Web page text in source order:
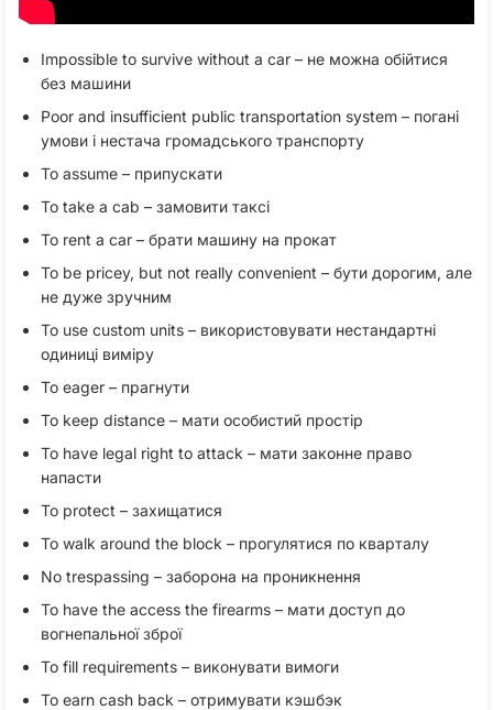
Impossible to survive without a car – не можна обійтися
без машини
Poor and insufficient public transportation system – погані
умови і нестача громадського транспорту
To assume – припускати
To take a cab – замовити таксі
To rent a car – брати машину на прокат
To be pricey, but not really convenient – бути дорогим, але
не дуже зручним
To use custom units – використовувати нестандартні
одиниці виміру
To eager – прагнути
To keep distance – мати особистий простір
To have legal right to attack – мати законне право
напасти
To protect – захищатися
To walk around the block – прогулятися по кварталу
No trespassing – заборона на проникнення
To have the access the firearms – мати доступ до
вогнепальної зброї
To fill requirements – виконувати вимоги
To earn cash back – отримувати кэшбэк